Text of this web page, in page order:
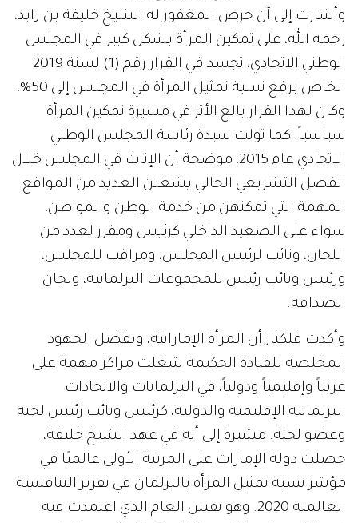
وأشارت إلى أن حرص المغفور له الشيخ خليفة بن زايد،
رحمه الله، على تمكين المرأة بشكل كبير في المجلس
الوطني الاتحادي، تجسد في القرار رقم (1) لسنة 2019
الخاص برفع نسبة تمثيل المرأة في المجلس إلى 50%،
وكان لهذا القرار بالغ الأثر في مسيرة تمكين المرأة
سياسياً. كما تولت سيدة رئاسة المجلس الوطني
الاتحادي عام 2015، موضحة أن الإناث في المجلس خلال
الفصل التشريعي الحالي يشغلن العديد من المواقع
المهمة التي تمكنهن من خدمة الوطن والمواطن،
سواء على الصعيد الداخلي كرئيس ومقرر لعدد من
اللجان، ونائب لرئيس المجلس، ومراقب للمجلس،
ورئيس ونائب رئيس للمجموعات البرلمانية، ولجان
الصداقة.
وأكدت فلكناز أن المرأة الإماراتية، وبفضل الجهود
المخلصة للقيادة الحكيمة شغلت مراكز مهمة على
عربياً وإقليمياً ودولياً، في البرلمانات والاتحادات
البرلمانية الإقليمية والدولية، كرئيس ونائب رئيس لجنة
وعضو لجنة. مشيرة إلى أنه في عهد الشيخ خليفة،
حصلت دولة الإمارات على المرتبة الأولى عالميًا في
مؤشر نسبة تمثيل المرأة بالبرلمان في تقرير التنافسية
العالمية 2020. وهو نفس العام الذي اعتمدت فيه